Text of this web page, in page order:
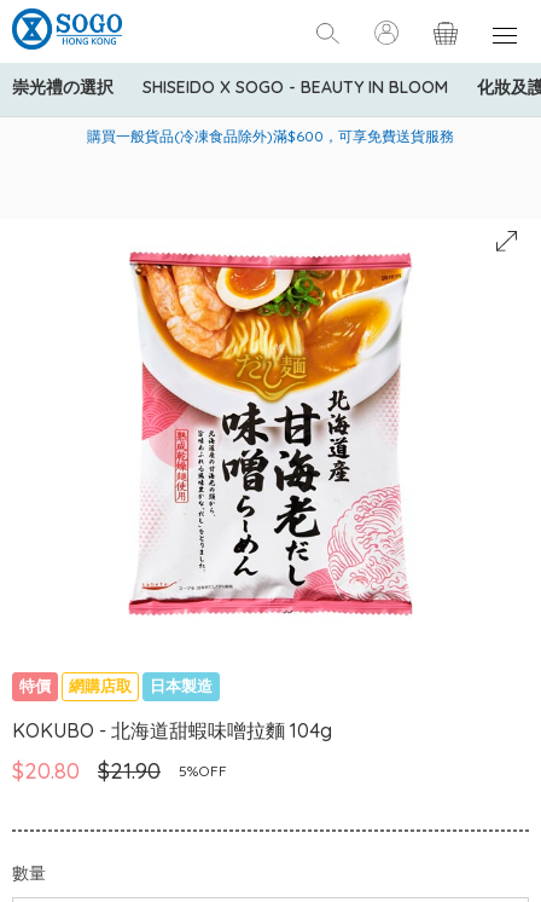
崇光禮の選択 SHISEIDO X SOGO - BEAUTY IN BLOOM 化妝及
美國運通Explorer®信用卡會員購物禮遇：高達5%簽賬回贈！
購買一般貨品(冷凍食品除外)滿$600，可享免費送貨服務
寄送中國內地服務只適用於指定商品，若訂單金額少於HK$600(折
特價 網購店取 日本製造
KOKUBO - 北海道甜蝦味噌拉麵 104g
$20.80 $21.90 5%OFF
數量